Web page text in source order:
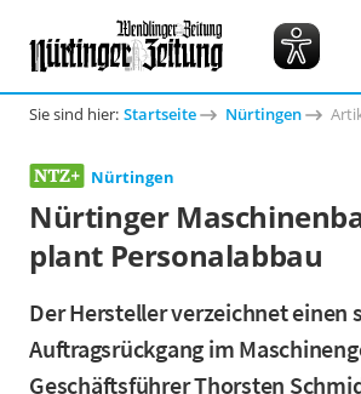
Sie sind hier: Startseite Nürtingen
Nürtingen
Nürtinger
plant Personalabbau
Der Hersteller verzeichnet einen
Auftragsrückgang im
Geschäftsführer Thorsten